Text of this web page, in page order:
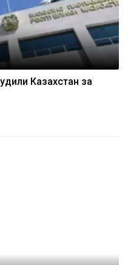
Казахстан за